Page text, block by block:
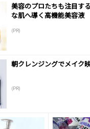
美容のプロたちも注目す
な肌へ導く高機能美容液
(PR)
朝クレンジングでメイク
(PR)